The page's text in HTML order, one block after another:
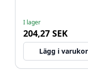
I lager
204,27 SEK
Lägg i